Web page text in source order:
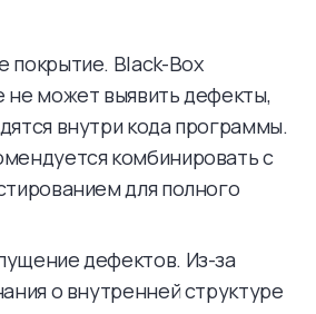
покрытие. Black-Box
не может выявить дефекты,
внутри кода программы.
комбинировать с
для полного
дефектов. Из-за
о внутренней структуре